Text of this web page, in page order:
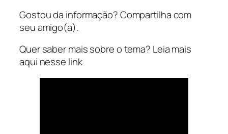
Gostou da informação? Compartilha com
seu amigo(a).
Quer saber mais sobre o tema? Leia mais
aqui nesse link